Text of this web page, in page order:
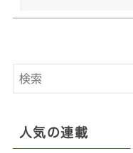
人気の連載